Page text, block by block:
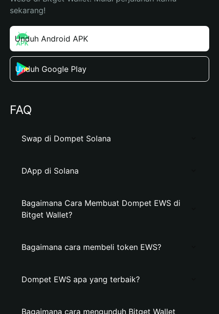
sekarang!
Unduh Android APK
Unduh Google Play
FAQ
Swap di Dompet Solana
DApp di Solana
Bagaimana Cara Membuat Dompet EWS di
Bitget Wallet?
Bagaimana cara membeli token EWS?
Dompet EWS apa yang terbaik?
Bagaimana cara mengunduh Bitget Wallet